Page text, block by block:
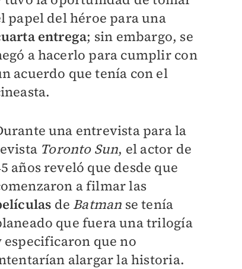
papel del héroe para una
entrega; sin embargo, se
a hacerlo para cumplir con
acuerdo que tenía con el
una entrevista para la
Toronto Sun, el actor de
años reveló que desde que
a filmar las
de Batman se tenía
que fuera una trilogía
especificaron que no
alargar la historia.